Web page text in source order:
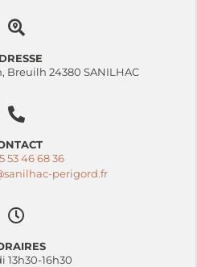
Breuilh 24380 SANILHAC
53 46 68 36
perigord.fr
13h30-16h30